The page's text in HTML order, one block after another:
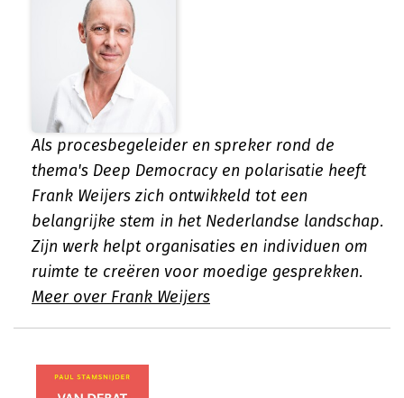
Als procesbegeleider en spreker rond de
thema's Deep Democracy en polarisatie heeft
Frank Weijers zich ontwikkeld tot een
belangrijke stem in het Nederlandse landschap.
Zijn werk helpt organisaties en individuen om
ruimte te creëren voor moedige gesprekken.
Meer over Frank Weijers